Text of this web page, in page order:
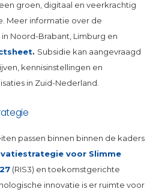
groen, digitaal en veerkrachtig
Meer informatie over de
Noord-Brabant, Limburg en
. Subsidie kan aangevraagd
kennisinstellingen en
in Zuid-Nederland.
passen binnen binnen de kaders
voor Slimme
(RIS3) en toekomstgerichte
innovatie is er ruimte voor